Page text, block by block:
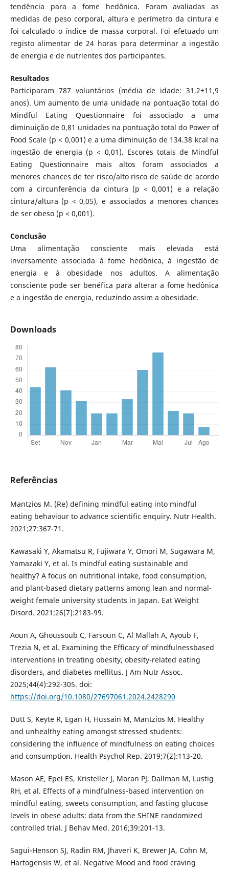
tendência para a fome hedônica. Foram avaliadas as
medidas de peso corporal, altura e perímetro da cintura e
foi calculado o índice de massa corporal. Foi efetuado um
registo alimentar de 24 horas para determinar a ingestão
de energia e de nutrientes dos participantes.
Resultados
Participaram 787 voluntários (média de idade: 31,2±11,9
anos). Um aumento de uma unidade na pontuação total do
Mindful Eating Questionnaire foi associado a uma
diminuição de 0,81 unidades na pontuação total do Power of
Food Scale (p < 0,001) e a uma diminuição de 134.38 kcal na
ingestão de energia (p < 0,01). Escores totais de Mindful
Eating Questionnaire mais altos foram associados a
menores chances de ter risco/alto risco de saúde de acordo
com a circunferência da cintura (p < 0,001) e a relação
cintura/altura (p < 0,05), e associados a menores chances
de ser obeso (p < 0,001).
Conclusão
Uma alimentação consciente mais elevada está
inversamente associada à fome hedônica, à ingestão de
energia e à obesidade nos adultos. A alimentação
consciente pode ser benéfica para alterar a fome hedônica
e a ingestão de energia, reduzindo assim a obesidade.
Downloads
Referências
Mantzios M. (Re) defining mindful eating into mindful
eating behaviour to advance scientific enquiry. Nutr Health.
2021;27:367-71.
Kawasaki Y, Akamatsu R, Fujiwara Y, Omori M, Sugawara M,
Yamazaki Y, et al. Is mindful eating sustainable and
healthy? A focus on nutritional intake, food consumption,
and plant-based dietary patterns among lean and normal-
weight female university students in Japan. Eat Weight
Disord. 2021;26(7):2183-99.
Aoun A, Ghoussoub C, Farsoun C, Al Mallah A, Ayoub F,
Trezia N, et al. Examining the Efficacy of mindfulnessbased
interventions in treating obesity, obesity-related eating
disorders, and diabetes mellitus. J Am Nutr Assoc.
2025;44(4):292-305. doi:
https://doi.org/10.1080/27697061.2024.2428290
Dutt S, Keyte R, Egan H, Hussain M, Mantzios M. Healthy
and unhealthy eating amongst stressed students:
considering the influence of mindfulness on eating choices
and consumption. Health Psychol Rep. 2019;7(2):113-20.
Mason AE, Epel ES, Kristeller J, Moran PJ, Dallman M, Lustig
RH, et al. Effects of a mindfulness-based intervention on
mindful eating, sweets consumption, and fasting glucose
levels in obese adults: data from the SHINE randomized
controlled trial. J Behav Med. 2016;39:201-13.
Sagui-Henson SJ, Radin RM, Jhaveri K, Brewer JA, Cohn M,
Hartogensis W, et al. Negative Mood and food craving